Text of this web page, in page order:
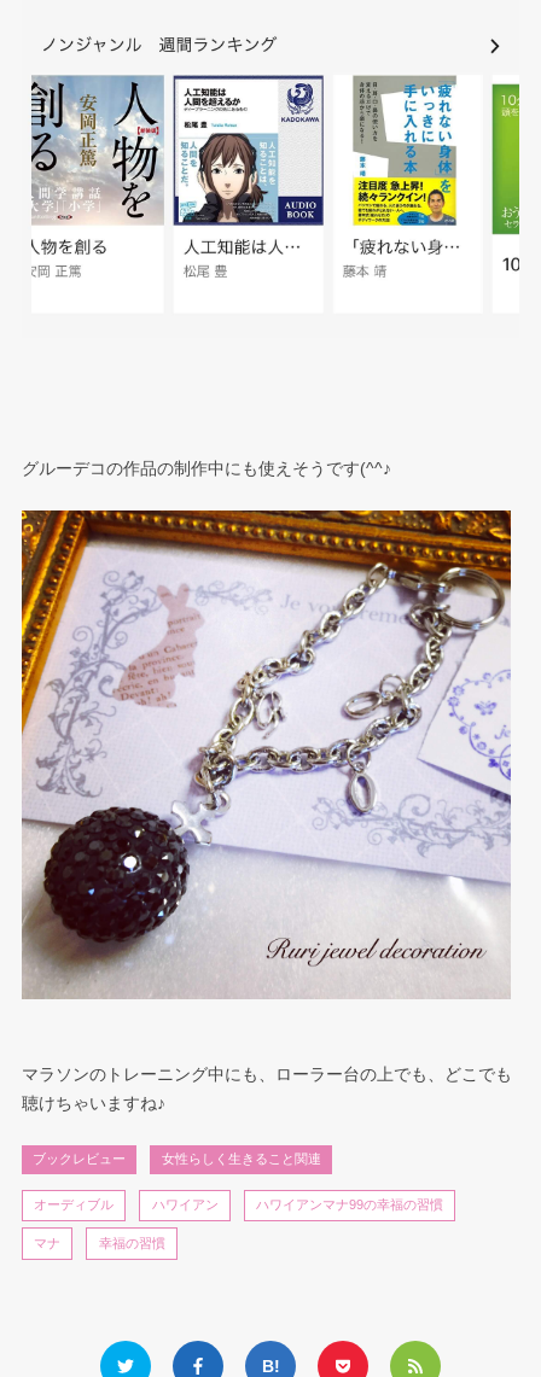
グルーデコの作品の制作中にも使えそうです(^^♪
マラソンのトレーニング中にも、ローラー台の上でも、どこでも
聴けちゃいますね♪
ブックレビュー 女性らしく生きること関連
オーディブル ハワイアン ハワイアンマナ99の幸福の習慣
マナ 幸福の習慣